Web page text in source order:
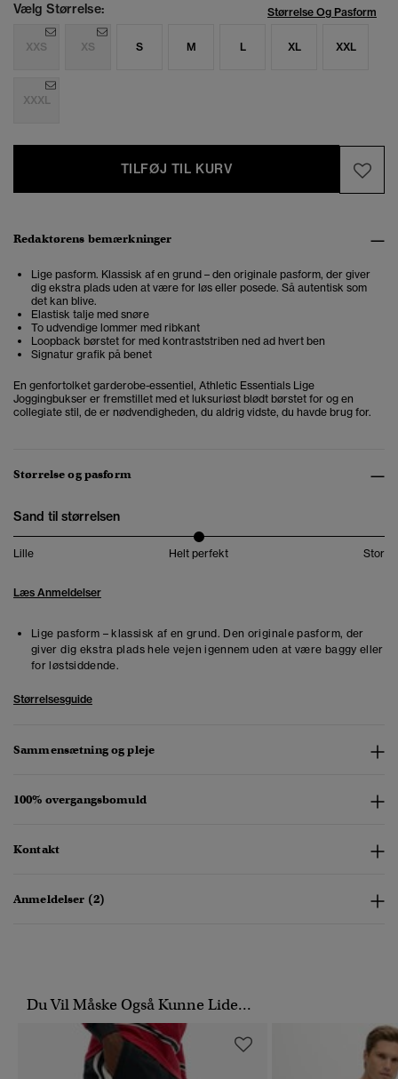
Vælg Størrelse: Størrelse Og Pasform
XXS XS S M L XL XXL
XXXL
TILFØJ TIL KURV
Redaktørens bemærkninger
Lige pasform. Klassisk af en grund – den originale pasform, der giver
dig ekstra plads uden at være for løs eller posede. Så autentisk som
det kan blive.
Elastisk talje med snøre
To udvendige lommer med ribkant
Loopback børstet for med kontraststriben ned ad hvert ben
Signatur grafik på benet
En genfortolket garderobe-essentiel, Athletic Essentials Lige
Joggingbukser er fremstillet med et luksuriøst blødt børstet for og en
collegiate stil, de er nødvendigheden, du aldrig vidste, du havde brug for.
Størrelse og pasform
Sand til størrelsen
Lille Helt perfekt Stor
Læs Anmeldelser
Lige pasform – klassisk af en grund. Den originale pasform, der
giver dig ekstra plads hele vejen igennem uden at være baggy eller
for løstsiddende.
Størrelsesguide
Sammensætning og pleje
100% overgangsbomuld
Kontakt
Anmeldelser (2)
Du Vil Måske Også Kunne Lide...